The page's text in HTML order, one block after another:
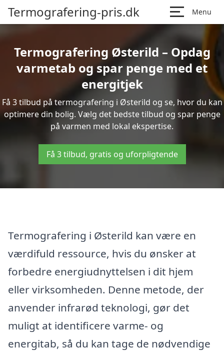
Termografering-pris.dk Menu
Termografering Østerild – Opdag
varmetab og spar penge med et
energitjek
Få 3 tilbud på termografering i Østerild og se, hvor du kan
optimere din bolig. Vælg det bedste tilbud og spar penge
på varmen med lokal ekspertise.
Få 3 tilbud, gratis og uforpligtende
Termografering i Østerild kan være en
værdifuld ressource, hvis du ønsker at
forbedre energiudnyttelsen i dit hjem
eller virksomheden. Denne metode, der
anvender infrarød teknologi, gør det
muligt at identificere varme- og
energitab, så du kan tage de nødvendige